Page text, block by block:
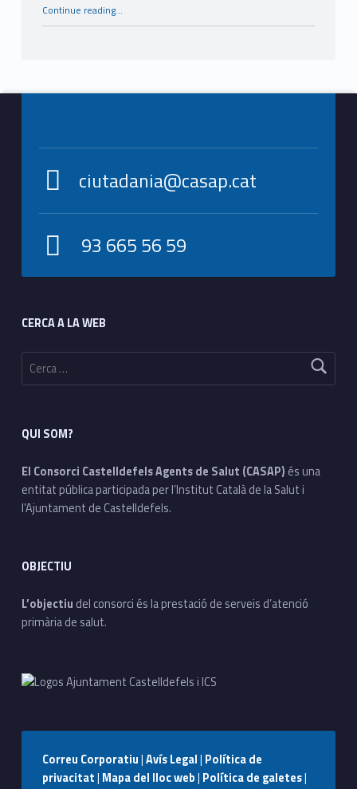
Continue reading“Millorem l’atenció a l’infant al CAP Can Bou!”
…
Footer info sidebar
ciutadania@casap.cat
93 665 56 59
CERCA A LA WEB
Cerca:
QUI SOM?
El Consorci Castelldefels Agents de Salut (CASAP) és una
entitat pública participada per l’Institut Català de la Salut i
l’Ajuntament de Castelldefels.
OBJECTIU
L’objectiu del consorci és la prestació de serveis d’atenció
primària de salut.
Correu Corporatiu|Avís Legal| Política de
privacitat| Mapa del lloc web| Política de galetes|